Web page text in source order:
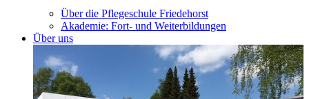
Über die Pflegeschule Friedehorst
Akademie: Fort- und Weiterbildungen
Über uns